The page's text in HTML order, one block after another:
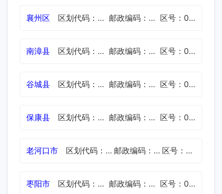
襄州区 区划代码：420607 邮政编码：441100 区号：0710
南漳县 区划代码：420624 邮政编码：441500 区号：0710
谷城县 区划代码：420625 邮政编码：441700 区号：0710
保康县 区划代码：420626 邮政编码：441600 区号：0710
老河口市 区划代码：420682 邮政编码：441800 区号：0710
枣阳市 区划代码：420683 邮政编码：441200 区号：0710